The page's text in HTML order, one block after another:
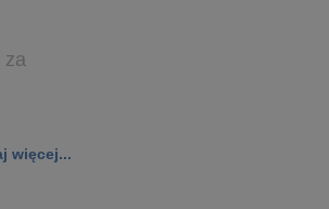
za
więcej...